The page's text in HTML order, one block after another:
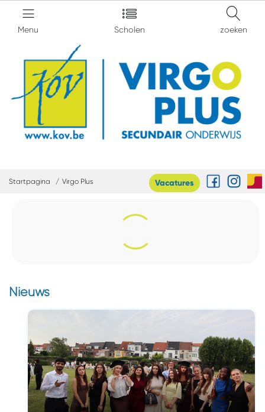
Menu Scholen zoeken
Startpagina Virgo Plus Vacatures
Nieuws